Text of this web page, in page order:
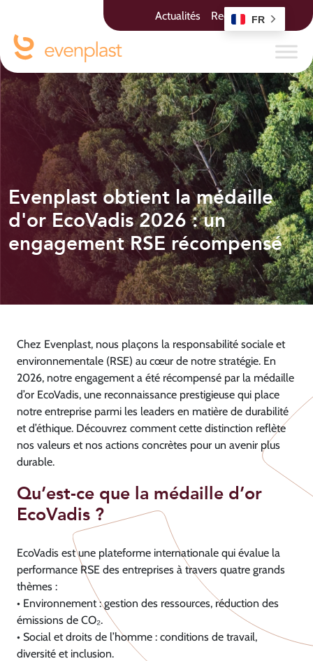
Actualités Recrutement
Evenplast obtient la médaille
d'or EcoVadis 2026 : un
engagement RSE récompensé
Chez Evenplast, nous plaçons la responsabilité sociale et
environnementale (RSE) au cœur de notre stratégie. En
2026, notre engagement a été récompensé par la médaille
d’or EcoVadis, une reconnaissance prestigieuse qui place
notre entreprise parmi les leaders en matière de durabilité
et d’éthique. Découvrez comment cette distinction reflète
nos valeurs et nos actions concrètes pour un avenir plus
durable.
Qu’est-ce que la médaille d’or
EcoVadis ?
EcoVadis est une plateforme internationale qui évalue la
performance RSE des entreprises à travers quatre grands
thèmes :
• Environnement : gestion des ressources, réduction des
émissions de CO₂.
• Social et droits de l’homme : conditions de travail,
diversité et inclusion.
FR